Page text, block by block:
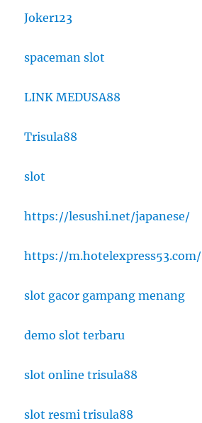
Joker123
spaceman slot
LINK MEDUSA88
Trisula88
slot
https://lesushi.net/japanese/
https://m.hotelexpress53.com/
slot gacor gampang menang
demo slot terbaru
slot online trisula88
slot resmi trisula88